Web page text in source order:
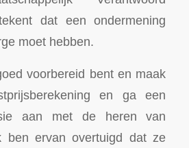
dat een ondermening
moet hebben.
voorbereid bent en maak
en ga een
aan met de heren van
ben ervan overtuigd dat ze